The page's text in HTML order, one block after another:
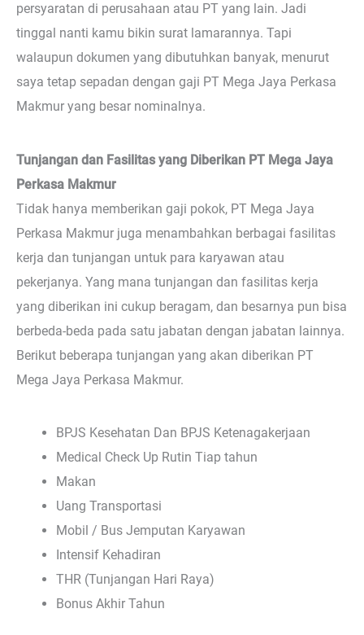
persyaratan di perusahaan atau PT yang lain. Jadi
tinggal nanti kamu bikin surat lamarannya. Tapi
walaupun dokumen yang dibutuhkan banyak, menurut
saya tetap sepadan dengan gaji PT Mega Jaya Perkasa
Makmur yang besar nominalnya.
Tunjangan dan Fasilitas yang Diberikan PT Mega Jaya
Perkasa Makmur
Tidak hanya memberikan gaji pokok, PT Mega Jaya
Perkasa Makmur juga menambahkan berbagai fasilitas
kerja dan tunjangan untuk para karyawan atau
pekerjanya. Yang mana tunjangan dan fasilitas kerja
yang diberikan ini cukup beragam, dan besarnya pun bisa
berbeda-beda pada satu jabatan dengan jabatan lainnya.
Berikut beberapa tunjangan yang akan diberikan PT
Mega Jaya Perkasa Makmur.
BPJS Kesehatan Dan BPJS Ketenagakerjaan
Medical Check Up Rutin Tiap tahun
Makan
Uang Transportasi
Mobil / Bus Jemputan Karyawan
Intensif Kehadiran
THR (Tunjangan Hari Raya)
Bonus Akhir Tahun